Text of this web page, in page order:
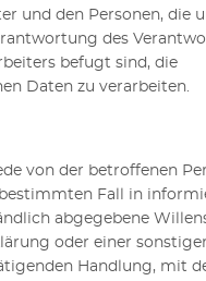
und den Personen, die
des
befugt sind, die
Daten zu verarbeiten.
von der betroffenen
Fall in
abgegebene
oder einer
Handlung, mit